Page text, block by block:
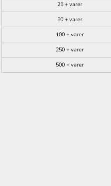
25 + varer
50 + varer
100 + varer
250 + varer
500 + varer